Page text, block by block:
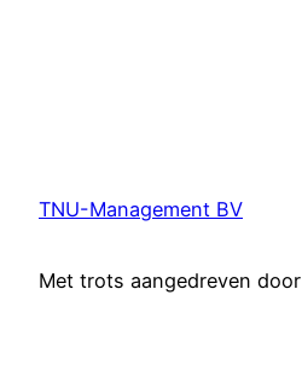
TNU-Management BV
Met trots aangedreven door